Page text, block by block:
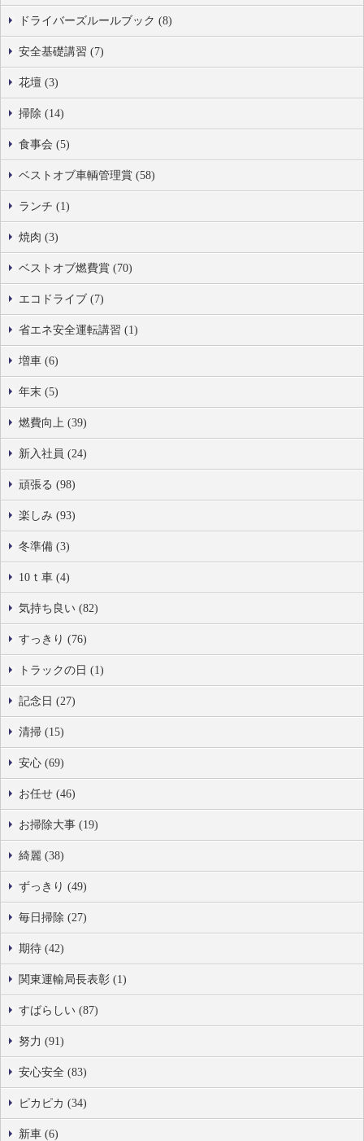
ドライバーズルールブック (8)
安全基礎講習 (7)
花壇 (3)
掃除 (14)
食事会 (5)
ベストオブ車輌管理賞 (58)
ランチ (1)
焼肉 (3)
ベストオブ燃費賞 (70)
エコドライブ (7)
省エネ安全運転講習 (1)
増車 (6)
年末 (5)
燃費向上 (39)
新入社員 (24)
頑張る (98)
楽しみ (93)
冬準備 (3)
10ｔ車 (4)
気持ち良い (82)
すっきり (76)
トラックの日 (1)
記念日 (27)
清掃 (15)
安心 (69)
お任せ (46)
お掃除大事 (19)
綺麗 (38)
ずっきり (49)
毎日掃除 (27)
期待 (42)
関東運輸局長表彰 (1)
すばらしい (87)
努力 (91)
安心安全 (83)
ピカピカ (34)
新車 (6)